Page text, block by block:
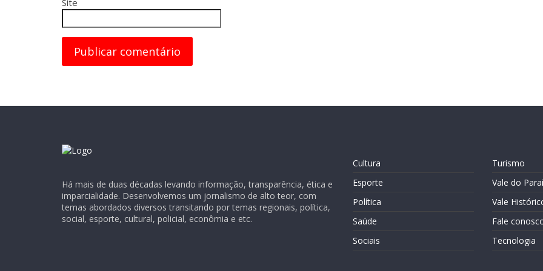
Site
Há mais de duas décadas levando informação, transparência, ética e
imparcialidade. Desenvolvemos um jornalismo de alto teor, com
temas abordados diversos transitando por temas regionais, política,
social, esporte, cultural, policial, econômia e etc.
Cultura
Esporte
Política
Saúde
Sociais
Turismo
Vale do
Vale
Fale
Tecnologia